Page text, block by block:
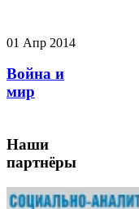
01 Апр 2014
Война и
мир
Наши
партнёры